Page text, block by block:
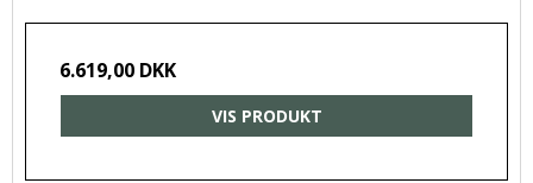
6.619,00 DKK
VIS PRODUKT